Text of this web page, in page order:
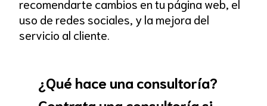
recomendarte cambios en tu página web, el
uso de redes sociales, y la mejora del
servicio al cliente.
¿Qué hace una consultoría?